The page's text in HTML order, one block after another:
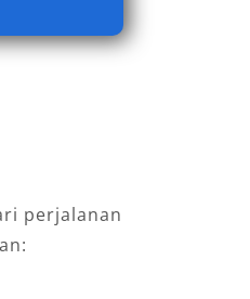
perjalanan